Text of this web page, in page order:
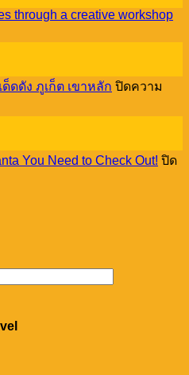
through a creative workshop
ดดัง ภูเก็ต เขาหลัก ปิดความ
You Need to Check Out! ปิด